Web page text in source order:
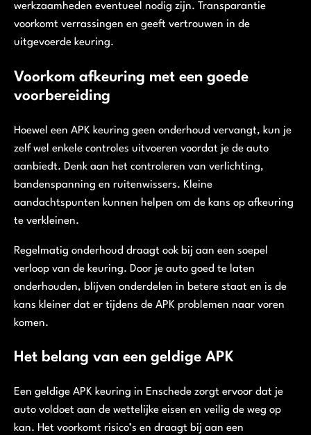
werkzaamheden eventueel nodig zijn. Transparantie
voorkomt verrassingen en geeft vertrouwen in de
uitgevoerde keuring.
Voorkom afkeuring met een goede
voorbereiding
Hoewel een APK keuring geen onderhoud vervangt, kun je
zelf wel enkele controles uitvoeren voordat je de auto
aanbiedt. Denk aan het controleren van verlichting,
bandenspanning en ruitenwissers. Kleine
aandachtspunten kunnen helpen om de kans op afkeuring
te verkleinen.
Regelmatig onderhoud draagt ook bij aan een soepel
verloop van de keuring. Door je auto goed te laten
onderhouden, blijven onderdelen in betere staat en is de
kans kleiner dat er tijdens de APK problemen naar voren
komen.
Het belang van een geldige APK
Een geldige APK keuring in Enschede zorgt ervoor dat je
auto voldoet aan de wettelijke eisen en veilig de weg op
kan. Het voorkomt risico’s en draagt bij aan een